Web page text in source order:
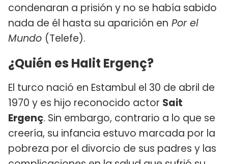
condenaran a prisión y no se había sabido
nada de él hasta su aparición en Por el
Mundo (Telefe).
¿Quién es Halit Ergenç?
El turco nació en Estambul el 30 de abril de
1970 y es hijo reconocido actor Sait
Ergenç. Sin embargo, contrario a lo que se
creería, su infancia estuvo marcada por la
pobreza por el divorcio de sus padres y las